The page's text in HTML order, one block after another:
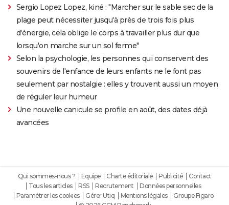
Sergio Lopez Lopez, kiné : "Marcher sur le sable sec de la
plage peut nécessiter jusqu'à près de trois fois plus
d'énergie, cela oblige le corps à travailler plus dur que
lorsqu'on marche sur un sol ferme"
Selon la psychologie, les personnes qui conservent des
souvenirs de l'enfance de leurs enfants ne le font pas
seulement par nostalgie : elles y trouvent aussi un moyen
de réguler leur humeur
Une nouvelle canicule se profile en août, des dates déjà
avancées
Qui sommes-nous ? Equipe Charte éditoriale Publicité
Contact
Tous les articles
RSS Recrutement
Données personnelles
Paramétrer les cookies
Gérer Utiq Mentions légales
Groupe Figaro